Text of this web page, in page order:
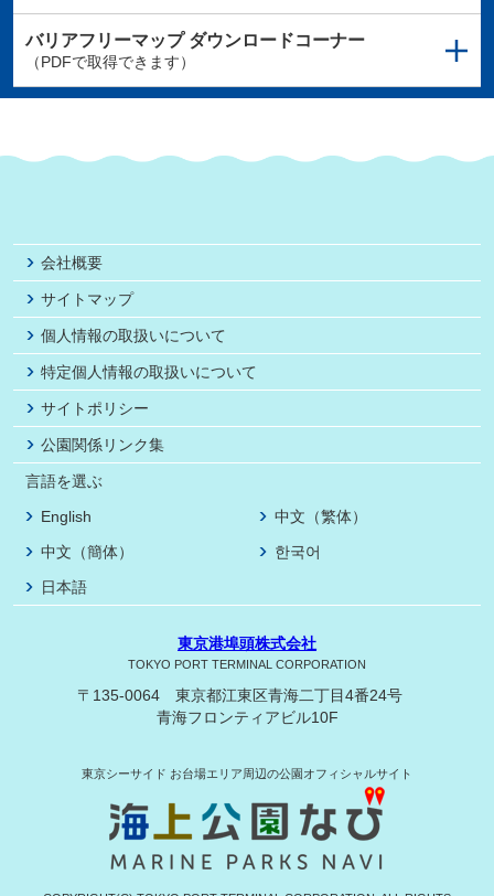
バリアフリーマップダウンロードコーナー
（PDFで取得できます）
会社概要
サイトマップ
個人情報の取扱いについて
特定個人情報の取扱いについて
サイトポリシー
公園関係リンク集
言語を選ぶ
English
中文（繁体）
中文（簡体）
한국어
日本語
東京港埠頭株式会社
TOKYO PORT TERMINAL CORPORATION
〒135-0064 東京都江東区青海二丁目4番24号
青海フロンティアビル10F
東京シーサイド お台場エリア周辺の公園オフィシャルサイト